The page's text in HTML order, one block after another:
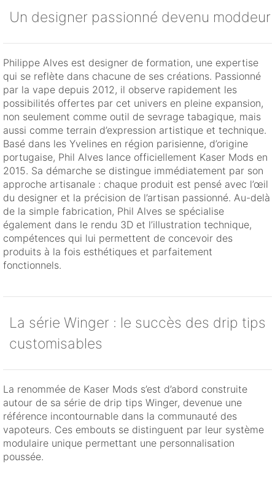
Un designer passionné devenu moddeur
Philippe Alves est designer de formation, une expertise
qui se reflète dans chacune de ses créations. Passionné
par la vape depuis 2012, il observe rapidement les
possibilités offertes par cet univers en pleine expansion,
non seulement comme outil de sevrage tabagique, mais
aussi comme terrain d’expression artistique et technique.
Basé dans les Yvelines en région parisienne, d’origine
portugaise, Phil Alves lance officiellement Kaser Mods en
2015. Sa démarche se distingue immédiatement par son
approche artisanale : chaque produit est pensé avec l’œil
du designer et la précision de l’artisan passionné. Au-delà
de la simple fabrication, Phil Alves se spécialise
également dans le rendu 3D et l’illustration technique,
compétences qui lui permettent de concevoir des
produits à la fois esthétiques et parfaitement
fonctionnels.
La série Winger : le succès des drip tips
customisables
La renommée de Kaser Mods s’est d’abord construite
autour de sa série de drip tips Winger, devenue une
référence incontournable dans la communauté des
vapoteurs. Ces embouts se distinguent par leur système
modulaire unique permettant une personnalisation
poussée.